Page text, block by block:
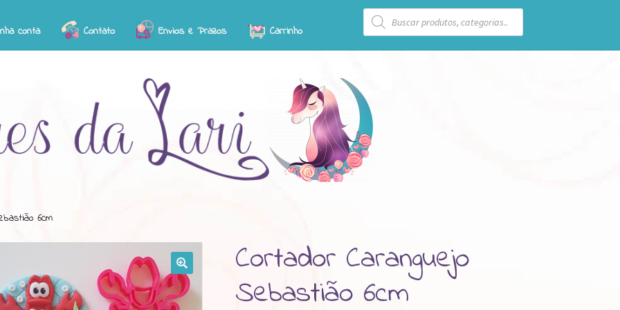
conta Contato Envios e Prazos Carrinho
Pesquisar
produtos
6cm
Cortador Caranguejo
Sebastião 6cm